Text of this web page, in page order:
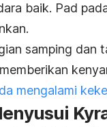
baik. Pad
samping dan
mengalami